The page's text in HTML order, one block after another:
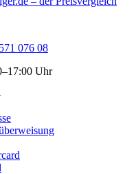
076 08
Uhr